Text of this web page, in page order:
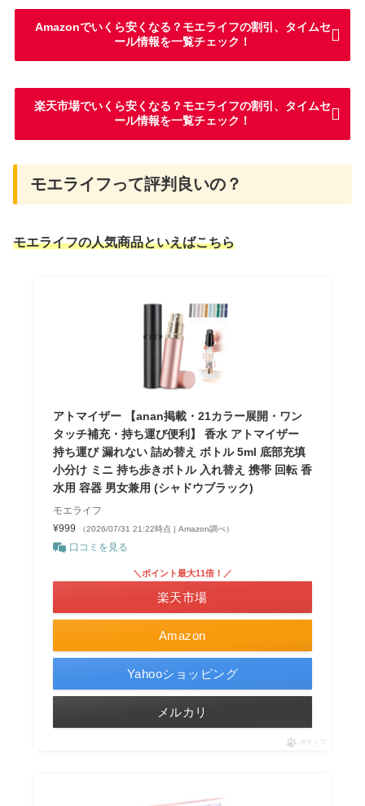
Amazonでいくら安くなる？モエライフの割引、タイムセ
ール情報を一覧チェック！
楽天市場でいくら安くなる？モエライフの割引、タイムセ
ール情報を一覧チェック！
モエライフって評判良いの？
モエライフの人気商品といえばこちら
アトマイザー 【anan掲載・21カラー展開・ワン
タッチ補充・持ち運び便利】 香水 アトマイザー
持ち運び 漏れない 詰め替え ボトル 5ml 底部充填
小分け ミニ 持ち歩きボトル 入れ替え 携帯 回転 香
水用 容器 男女兼用 (シャドウブラック)
モエライフ
¥999
（2026/07/31 21:22時点 | Amazon調べ）
口コミを見る
Amazon
＼ポイント最大11倍！／
楽天市場
Yahooショッピング
メルカリ
ポチップ